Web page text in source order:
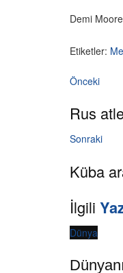
Demi
Etiketler:
Önceki
Rus
Sonraki
Küba
İlgili
Dünya